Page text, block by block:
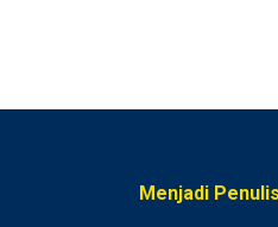
Menjadi Penulis